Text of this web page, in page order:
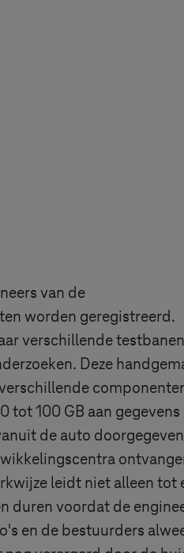
van de
worden geregistreerd.
verschillende
Deze
tot 100 GB aan gegevens
de auto
leidt niet alleen tot
duren voordat de
en de bestuurders